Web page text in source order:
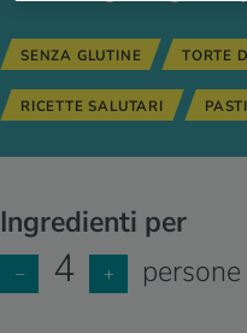
SENZA GLUTINE TORTE
RICETTE SALUTARI
Ingredienti per
− 4 + persone